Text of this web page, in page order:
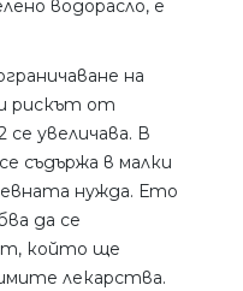
водорасло, е
на
рискът от
увеличава. В
съдържа в малки
нужда. Ето
да се
който ще
лекарства.